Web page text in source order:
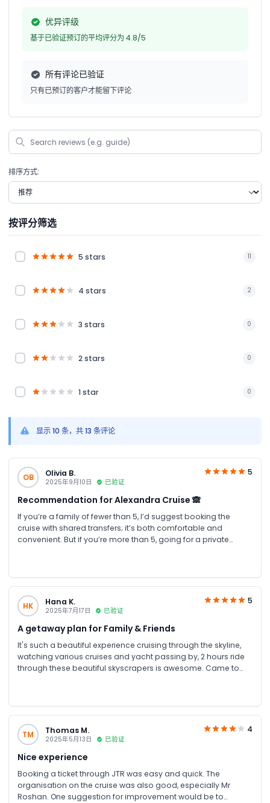
优异评级
基于已验证预订的平均评分为 4.8/5
所有评论已验证
只有已预订的客户才能留下评论
排序方式:
按评分筛选
5 stars 11
4 stars 2
3 stars 0
2 stars 0
1 star 0
显示 10 条，共 13 条评论
OB Olivia B.
2025年9月10日 已验证
5
Recommendation for Alexandra Cruise 🙈
If you’re a family of fewer than 5, I’d suggest booking the
cruise with shared transfers; it’s both comfortable and
convenient. But if you’re more than 5, going for a private
HK Hana K.
2025年7月17日 已验证
5
A getaway plan for Family & Friends
It's such a beautiful experience cruising through the skyline,
watching various cruises and yacht passing by, 2 hours ride
through these beautiful skyscrapers is awesome. Came to
for getting together for friends and families. We sat at
the top deck and had a great view of Dubai by night. The
peaceful environment is ideal for a getaway plan with your
relatives as well as the perfect place to take beautiful photos
TM Thomas M.
2025年5月13日 已验证
4
Nice experience
Booking a ticket through JTR was easy and quick. The
organisation on the cruise was also good, especially Mr
Roshan. One suggestion for improvement would be to